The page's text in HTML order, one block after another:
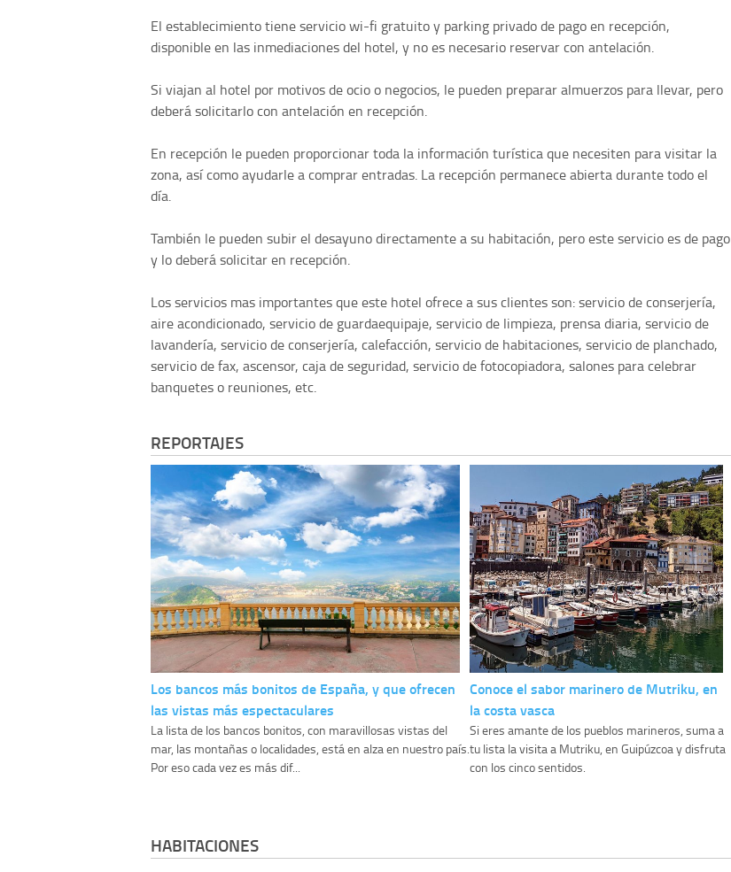
El establecimiento tiene servicio wi-fi gratuito y parking privado de pago en recepción,
disponible en las inmediaciones del hotel, y no es necesario reservar con antelación.
Si viajan al hotel por motivos de ocio o negocios, le pueden preparar almuerzos para llevar, pero
deberá solicitarlo con antelación en recepción.
En recepción le pueden proporcionar toda la información turística que necesiten para visitar la
zona, así como ayudarle a comprar entradas. La recepción permanece abierta durante todo el
día.
También le pueden subir el desayuno directamente a su habitación, pero este servicio es de pago
y lo deberá solicitar en recepción.
Los servicios mas importantes que este hotel ofrece a sus clientes son: servicio de conserjería,
aire acondicionado, servicio de guardaequipaje, servicio de limpieza, prensa diaria, servicio de
lavandería, servicio de conserjería, calefacción, servicio de habitaciones, servicio de planchado,
servicio de fax, ascensor, caja de seguridad, servicio de fotocopiadora, salones para celebrar
banquetes o reuniones, etc.
REPORTAJES
Los bancos más bonitos de España, y que ofrecen
las vistas más espectaculares
La lista de los bancos bonitos, con maravillosas vistas del
mar, las montañas o localidades, está en alza en nuestro país.
Por eso cada vez es más dif...
Conoce el sabor marinero de Mutriku, en
la costa vasca
Si eres amante de los pueblos marineros, suma a
tu lista la visita a Mutriku, en Guipúzcoa y disfruta
con los cinco sentidos.
HABITACIONES